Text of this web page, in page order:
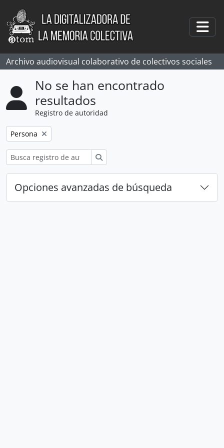
Skip to main content
Archivo audiovisual colaborativo de colectivos sociales
No se han encontrado
resultados
Registro de autoridad
Remove filter:
Persona
Opciones avanzadas de búsqueda